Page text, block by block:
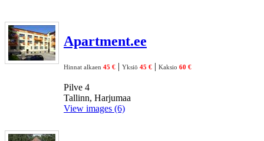
Apartment.ee
Hinnat alkaen 45 € | Yksiö 45 € | Kaksio 60 €
Pilve 4
Tallinn, Harjumaa
View images (6)